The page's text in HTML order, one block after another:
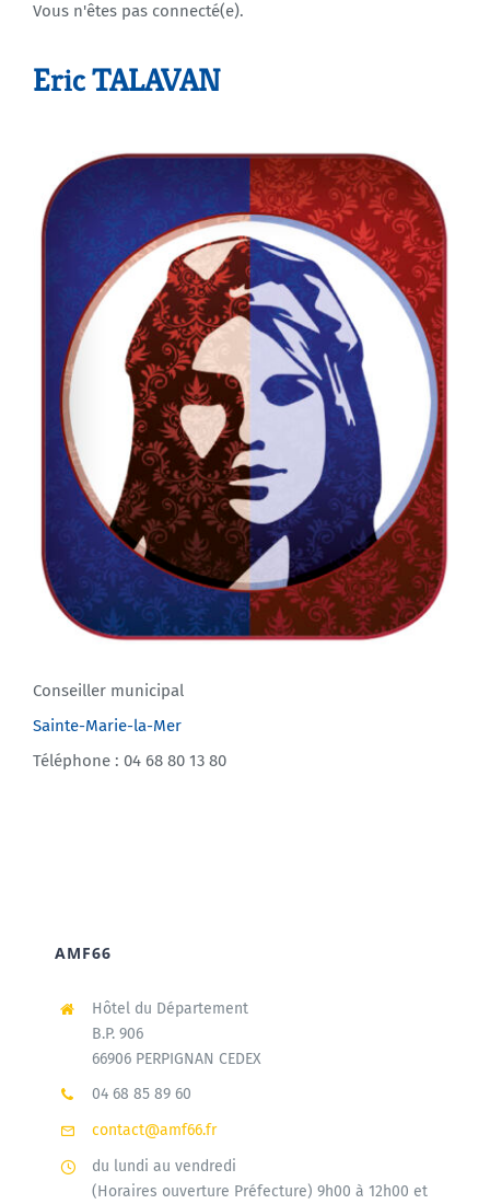
Agenda
Vous n'êtes pas connecté(e).
Eric TALAVAN
Conseiller municipal
Sainte-Marie-la-Mer
Téléphone : 04 68 80 13 80
AMF66
Hôtel du Département
B.P. 906
66906 PERPIGNAN CEDEX
04 68 85 89 60
contact@amf66.fr
du lundi au vendredi
(Horaires ouverture Préfecture) 9h00 à 12h00 et